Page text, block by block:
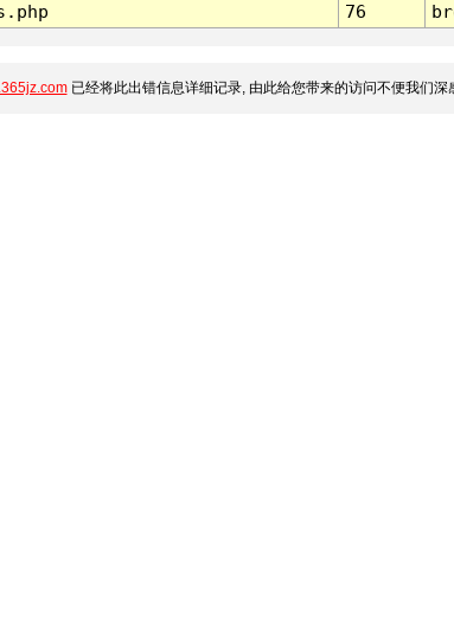
76
已经将此出错信息详细记录, 由此给您带来的访问不便我们深